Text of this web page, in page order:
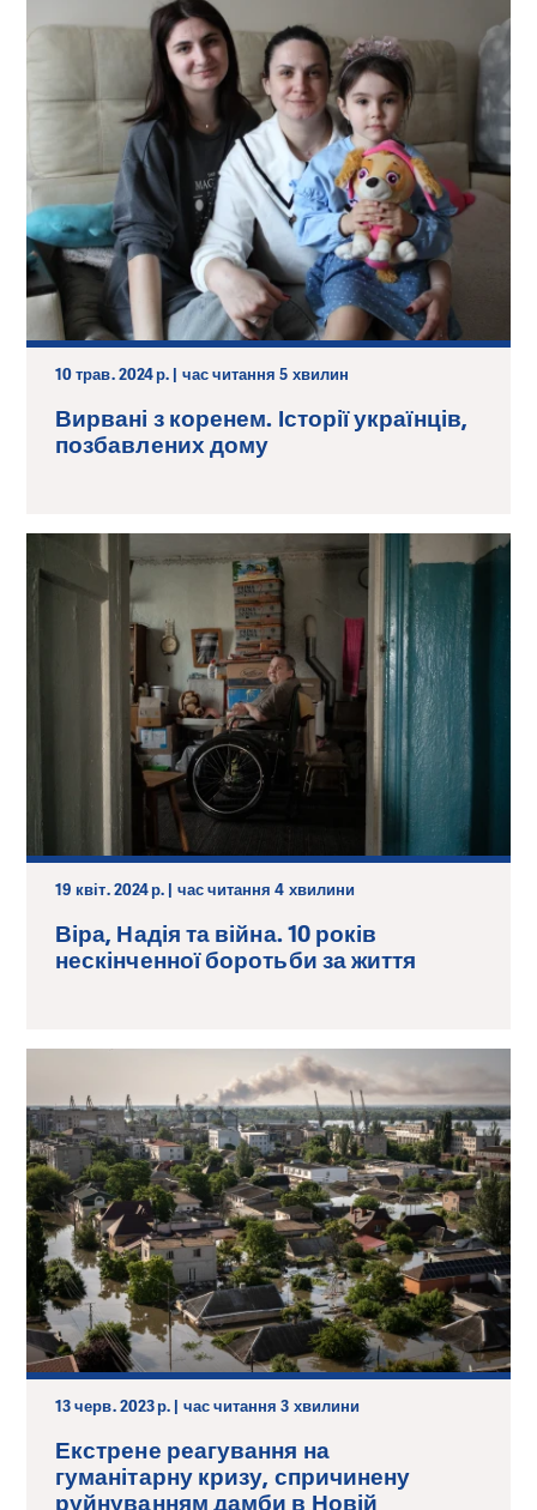
10 трав. 2024 р. | час читання 5 хвилин
Вирвані з коренем. Історії українців,
позбавлених дому
19 квіт. 2024 р. | час читання 4 хвилини
Віра, Надія та війна. 10 років
нескінченної боротьби за життя
13 черв. 2023 р. | час читання 3 хвилини
Екстрене реагування на
гуманітарну кризу, спричинену
руйнуванням дамби в Новій